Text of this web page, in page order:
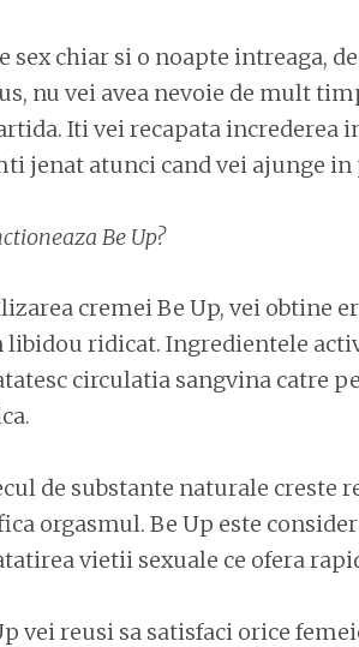
sex chiar si o noapte intreaga,
nu vei avea nevoie de mult
Iti vei recapata increderea
jenat atunci cand vei ajunge in
Be Up?
cremei Be Up, vei obtine
libidou ridicat. Ingredientele
circulatia sangvina catre
de substante naturale creste
orgasmul. Be Up este
vietii sexuale ce ofera
vei reusi sa satisfaci orice